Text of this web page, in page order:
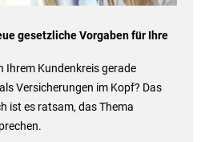
gesetzliche Vorgaben für Ihre
Ihrem Kundenkreis gerade
Versicherungen im Kopf? Das
ist es ratsam, das Thema